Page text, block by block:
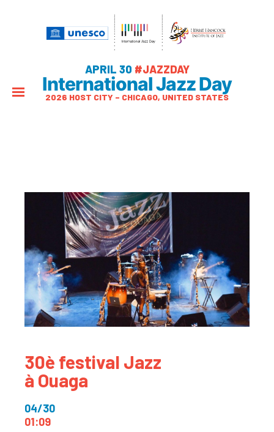
APRIL 30 #JAZZDAY
International Jazz Day
2026 HOST CITY – CHICAGO, UNITED STATES
30è festival Jazz
à Ouaga
04/30
01:09